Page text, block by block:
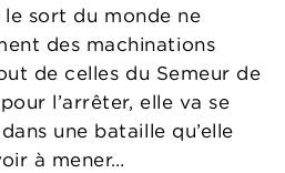
le sort du monde ne
des machinations
de celles du Semeur de
l’arrêter, elle va se
une bataille qu’elle
à mener…